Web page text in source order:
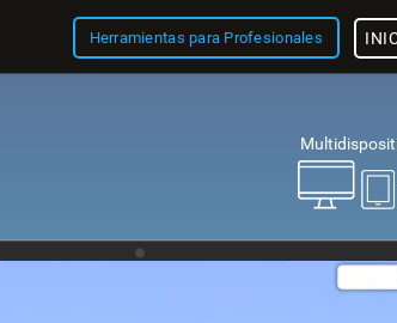
Herramientas para Profesionales